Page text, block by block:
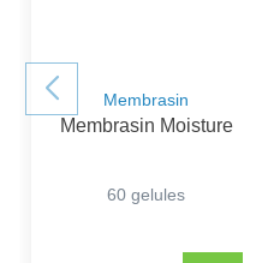
Membrasin
Membrasin Moisture
60 gelules